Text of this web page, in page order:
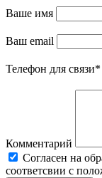
Ваше имя
Ваш email
Телефон для связи*
Комментарий
Cогласен на
соответсвии с